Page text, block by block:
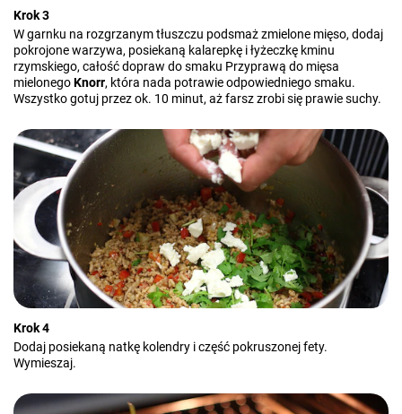
Krok 3
W garnku na rozgrzanym tłuszczu podsmaż zmielone mięso, dodaj
pokrojone warzywa, posiekaną kalarepkę i łyżeczkę kminu
rzymskiego, całość dopraw do smaku Przyprawą do mięsa
mielonegoKnorr, która nada potrawie odpowiedniego smaku.
Wszystko gotuj przez ok. 10 minut, aż farsz zrobi się prawie suchy.
Krok 4
Dodaj posiekaną natkę kolendry i część pokruszonej fety.
Wymieszaj.